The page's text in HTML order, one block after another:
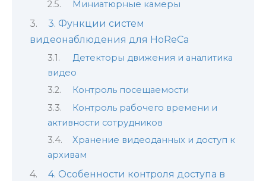
Миниатюрные камеры
3. Функции систем
видеонаблюдения для HoReCa
Детекторы движения и аналитика
видео
Контроль посещаемости
Контроль рабочего времени и
активности сотрудников
Хранение видеоданных и доступ к
архивам
4. Особенности контроля доступа в